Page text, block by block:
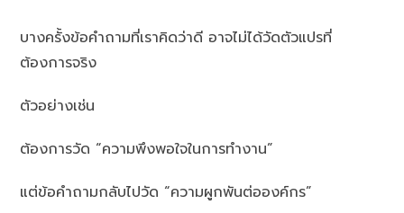
บางครั้งข้อคำถามที่เราคิดว่าดี อาจไม่ได้วัดตัวแปรที่
ต้องการจริง
ตัวอย่างเช่น
ต้องการวัด “ความพึงพอใจในการทำงาน”
แต่ข้อคำถามกลับไปวัด “ความผูกพันต่อองค์กร”